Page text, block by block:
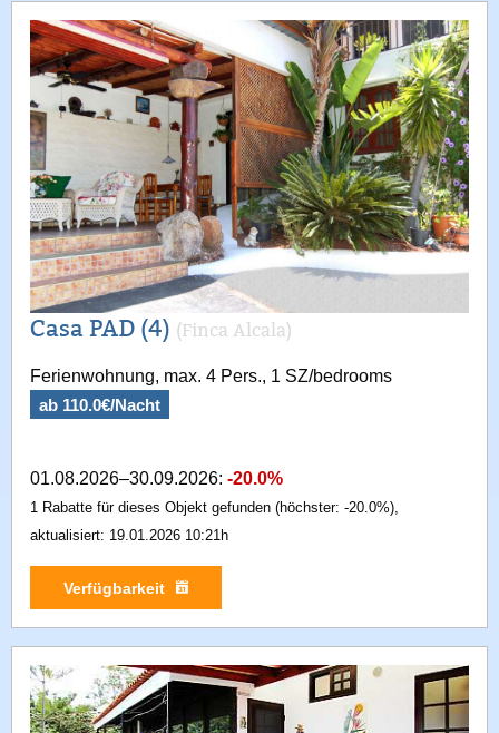
Casa PAD (4) (Finca Alcala)
Ferienwohnung, max. 4 Pers., 1 SZ/bedrooms
ab 110.0€/Nacht
01.08.2026–30.09.2026: -20.0%
1 Rabatte für dieses Objekt gefunden (höchster: -20.0%),
aktualisiert: 19.01.2026 10:21h
Verfügbarkeit